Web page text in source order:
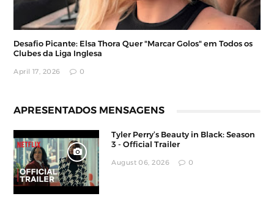
Desafio Picante: Elsa Thora Quer "Marcar Golos" em Todos os
Clubes da Liga Inglesa
April 17, 2026 0
APRESENTADOS MENSAGENS
Tyler Perry’s Beauty in Black: Season
3 - Official Trailer
August 06, 2026 0